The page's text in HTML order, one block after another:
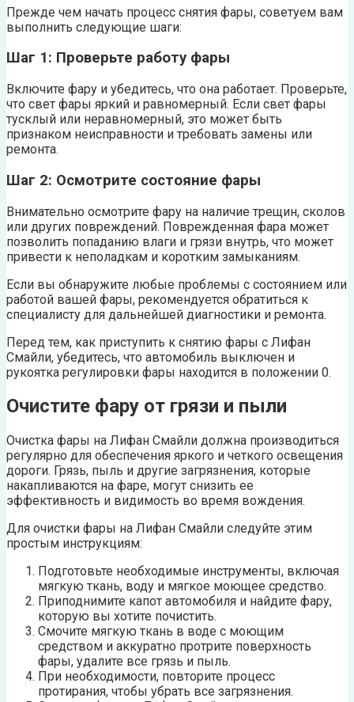
Прежде чем начать процесс снятия фары, советуем вам
выполнить следующие шаги:
Шаг 1: Проверьте работу фары
Включите фару и убедитесь, что она работает. Проверьте,
что свет фары яркий и равномерный. Если свет фары
тусклый или неравномерный, это может быть
признаком неисправности и требовать замены или
ремонта.
Шаг 2: Осмотрите состояние фары
Внимательно осмотрите фару на наличие трещин, сколов
или других повреждений. Поврежденная фара может
позволить попаданию влаги и грязи внутрь, что может
привести к неполадкам и коротким замыканиям.
Если вы обнаружите любые проблемы с состоянием или
работой вашей фары, рекомендуется обратиться к
специалисту для дальнейшей диагностики и ремонта.
Перед тем, как приступить к снятию фары с Лифан
Смайли, убедитесь, что автомобиль выключен и
рукоятка регулировки фары находится в положении 0.
Очистите фару от грязи и пыли
Очистка фары на Лифан Смайли должна производиться
регулярно для обеспечения яркого и четкого освещения
дороги. Грязь, пыль и другие загрязнения, которые
накапливаются на фаре, могут снизить ее
эффективность и видимость во время вождения.
Для очистки фары на Лифан Смайли следуйте этим
простым инструкциям:
Подготовьте необходимые инструменты, включая
мягкую ткань, воду и мягкое моющее средство.
Приподнимите капот автомобиля и найдите фару,
которую вы хотите почистить.
Смочите мягкую ткань в воде с моющим
средством и аккуратно протрите поверхность
фары, удалите все грязь и пыль.
При необходимости, повторите процесс
протирания, чтобы убрать все загрязнения.